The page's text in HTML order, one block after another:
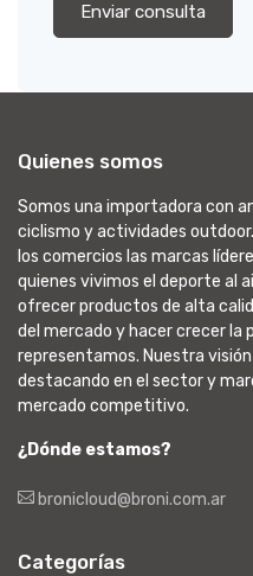
Enviar consulta
Quienes somos
Somos una importadora con
ciclismo y actividades
los comercios las marcas
quienes vivimos el deporte al
ofrecer productos de alta
del mercado y hacer crecer la
representamos. Nuestra
destacando en el sector y
mercado competitivo.
¿Dónde estamos?
bronicloud@broni.com.ar
Categorías